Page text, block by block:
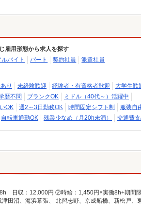
雇用形態から求人を探す
ルバイト
パート 契約社員 派遣社員
り 未経験歓迎 経験者・有資格者歓迎
大学生歓
歴不問 ブランクOK
ミドル（40代～）活躍中
OK 週2～3日勤務OK 時間固定シフト制
服装自
自転車通勤OK 残業少なめ（月20h未満） 交通費